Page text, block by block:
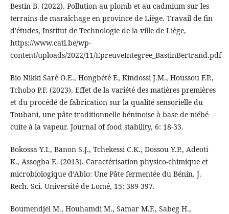
Bestin B. (2022). Pollution au plomb et au cadmium sur les
terrains de maraîchage en province de Liège. Travail de fin
d'études, Institut de Technologie de la ville de Liège,
https://www.catl.be/wp-
content/uploads/2022/11/EpreuveIntegree_BastinBertrand.pdf
Bio Nikki Sarè O.E., Hongbété F., Kindossi J.M., Houssou F.P.,
Tchobo P.F. (2023). Effet de la variété des matières premières
et du procédé de fabrication sur la qualité sensorielle du
Toubani, une pâte traditionnelle béninoise à base de niébé
cuite à la vapeur. Journal of food stability, 6: 18-33.
Bokossa Y.I., Banon S.J., Tchekessi C.K., Dossou Y.P., Adeoti
K., Assogba E. (2013). Caractérisation physico-chimique et
microbiologique d’Ablo: Une Pâte fermentée du Bénin. J.
Rech. Sci. Université de Lomé, 15: 389‑397.
Boumendjel M., Houhamdi M., Samar M.F., Sabeg H.,